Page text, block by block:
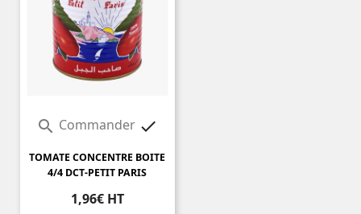
 Commander 
TOMATE CONCENTRE BOITE
4/4 DCT-PETIT PARIS
1,96€ HT